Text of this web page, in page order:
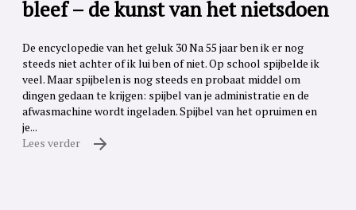
bleef – de kunst van het nietsdoen
De encyclopedie van het geluk 30 Na 55 jaar ben ik er nog
steeds niet achter of ik lui ben of niet. Op school spijbelde ik
veel. Maar spijbelen is nog steeds en probaat middel om
dingen gedaan te krijgen: spijbel van je administratie en de
afwasmachine wordt ingeladen. Spijbel van het opruimen en
je...
Lees verder